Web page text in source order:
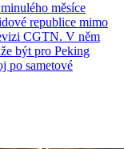
měsíce
republice mimo
CGTN. V něm
být pro Peking
po sametové